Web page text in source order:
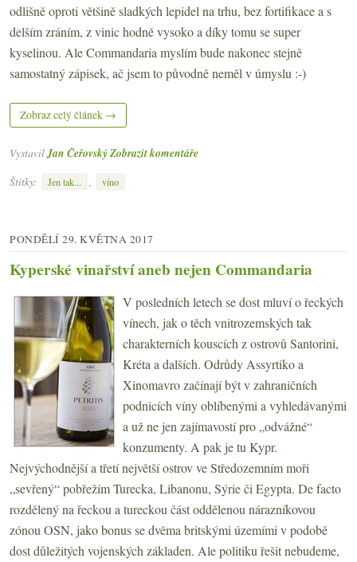
odlišně oproti většině sladkých lepidel na trhu, bez fortifikace a s
delším zráním, z vinic hodně vysoko a díky tomu se super
kyselinou. Ale Commandaria myslím bude nakonec stejně
samostatný zápisek, ač jsem to původně neměl v úmyslu :-)
Zobraz celý článek →
Vystavil Jan ČeřovskýZobrazit komentáře
Štítky:
Jen tak... , víno
PONDĚLÍ 29. KVĚTNA 2017
Kyperské vinařství aneb nejen Commandaria
V posledních letech se dost mluví o řeckých
vínech, jak o těch vnitrozemských tak
charakterních kouscích z ostrovů Santorini,
Kréta a dalších. Odrůdy Assyrtiko a
Xinomavro začínají být v zahraničních
podnicích víny oblíbenými a vyhledávanými
a už ne jen zajímavostí pro „odvážné“
konzumenty. A pak je tu Kypr.
Nejvýchodnější a třetí největší ostrov ve Středozemním moři
„sevřený“ pobřežím Turecka, Libanonu, Sýrie či Egypta. De facto
rozdělený na řeckou a tureckou část oddělenou nárazníkovou
zónou OSN, jako bonus se dvěma britskými územími v podobě
dost důležitých vojenských základen. Ale politiku řešit nebudeme,